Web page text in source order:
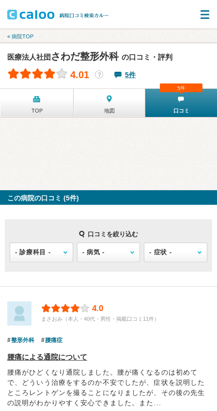
« 病院TOP
医療法人社団 さわだ整形外科 の口コミ・評判
4.01 ？ 5件
TOP 地図 口コミ
5件
この病院の口コミ (5件)
口コミを絞り込む
4.0
まさおみ（本人・40代・男性・掲載口コミ11件）
整形外科 腰痛症
腰痛による通院について
腰痛がひどくなり通院しました。腰が痛くなるのは初めて
で、どういう治療をするのか不安でしたが、症状を説明した
ところレントゲンを撮ることになりましたが、その後の先生
の説明がわかりやすく安心できました。また...